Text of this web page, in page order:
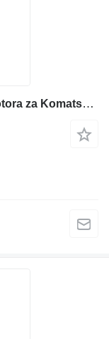
Prokladka dvigatelya drugi delovi motora za Komatsu WB93r-5 bagera-utovarivača